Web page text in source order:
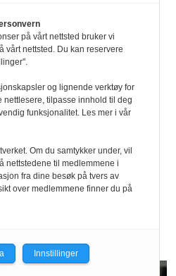
babyleaf mix
på vårt nettsted bruker vi
vårt nettsted. Du kan reservere
og lignende verktøy for
nettlesere, tilpasse innhold til deg
funksjonalitet. Les mer i vår
Om du samtykker under, vil
nettstedene til medlemmene i
fra dine besøk på tvers av
over medlemmene finner du på
Innstillinger